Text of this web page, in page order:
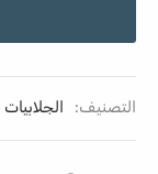
التصنيف: الجلابيات